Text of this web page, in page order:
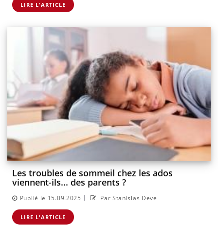
LIRE L'ARTICLE
Les troubles de sommeil chez les ados
viennent-ils... des parents ?
Publié le 15.09.2025 | Par Stanislas Deve
LIRE L'ARTICLE